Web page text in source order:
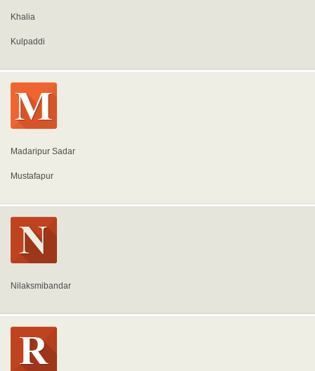
Khalia
Kulpaddi
Madaripur Sadar
Mustafapur
Nilaksmibandar